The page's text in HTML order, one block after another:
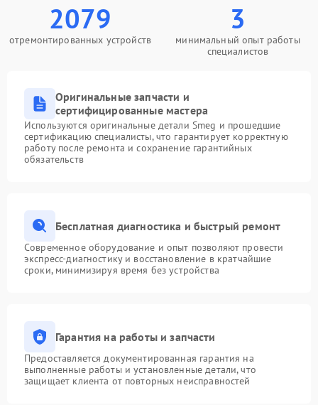
2079
отремонтированных устройств
3
минимальный опыт работы
специалистов
Оригинальные запчасти и
сертифицированные мастера
Используются оригинальные детали Smeg и прошедшие
сертификацию специалисты, что гарантирует корректную
работу после ремонта и сохранение гарантийных
обязательств
Бесплатная диагностика и быстрый ремонт
Современное оборудование и опыт позволяют провести
экспресс-диагностику и восстановление в кратчайшие
сроки, минимизируя время без устройства
Гарантия на работы и запчасти
Предоставляется документированная гарантия на
выполненные работы и установленные детали, что
защищает клиента от повторных неисправностей